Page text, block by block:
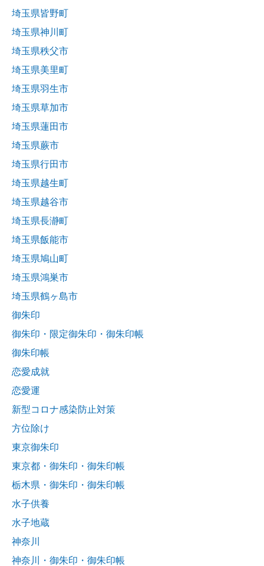
埼玉県皆野町
埼玉県神川町
埼玉県秩父市
埼玉県美里町
埼玉県羽生市
埼玉県草加市
埼玉県蓮田市
埼玉県蕨市
埼玉県行田市
埼玉県越生町
埼玉県越谷市
埼玉県長瀞町
埼玉県飯能市
埼玉県鳩山町
埼玉県鴻巣市
埼玉県鶴ヶ島市
御朱印
御朱印・限定御朱印・御朱印帳
御朱印帳
恋愛成就
恋愛運
新型コロナ感染防止対策
方位除け
東京御朱印
東京都・御朱印・御朱印帳
栃木県・御朱印・御朱印帳
水子供養
水子地蔵
神奈川
神奈川・御朱印・御朱印帳